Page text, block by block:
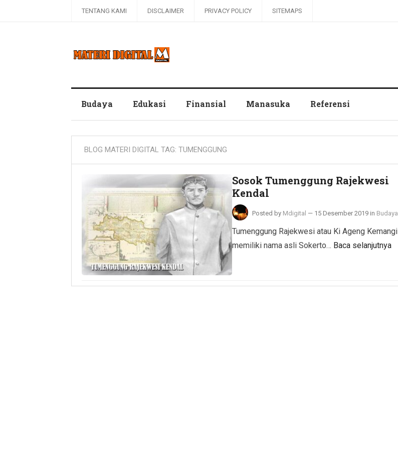
TENTANG KAMI DISCLAIMER PRIVACY POLICY SITEMAPS
Budaya Edukasi Finansial Manasuka Referensi
BLOG MATERI DIGITAL TAG: TUMENGGUNG
Sosok Tumenggung Rajekwesi
Kendal
Posted by Mdigital — 15 Desember 2019 in Budaya
Tumenggung Rajekwesi atau Ki Ageng Kemangi
memiliki nama asli Sokerto… Baca selanjutnya